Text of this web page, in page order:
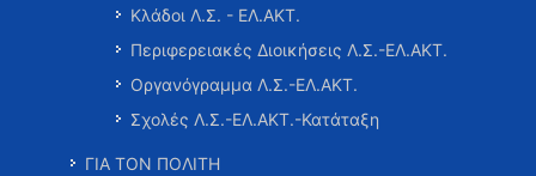
Κλάδοι Λ.Σ. - ΕΛ.ΑΚΤ.
Περιφερειακές Διοικήσεις Λ.Σ.-ΕΛ.ΑΚΤ.
Οργανόγραμμα Λ.Σ.-ΕΛ.ΑΚΤ.
Σχολές Λ.Σ.-ΕΛ.ΑΚΤ.-Κατάταξη
ΓΙΑ ΤΟΝ ΠΟΛΙΤΗ